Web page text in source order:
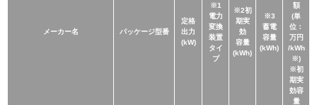
メーカー名 パッケージ型番
定格
出力
(kW)
※1
電力
変換
装置
タイ
プ
※2初
期実
効
容量
(kWh)
※3
蓄電
容量
(kWh)
額
(単
位：
万円
/kWh
※)
※初
期実
効容
量